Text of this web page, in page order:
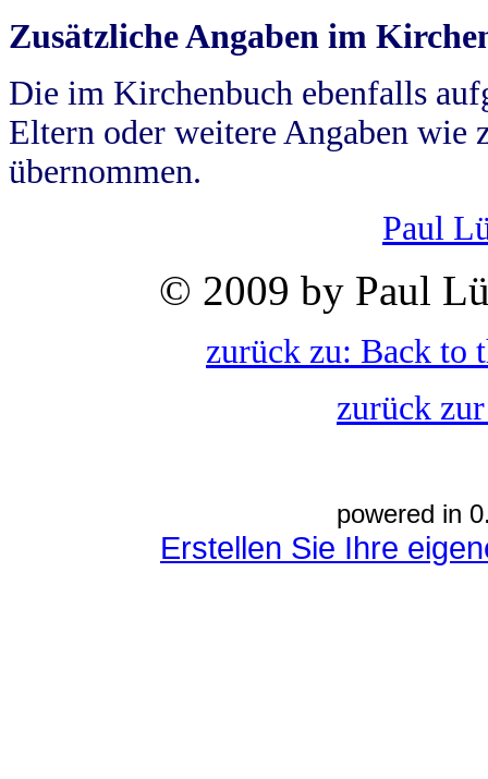
Zusätzliche Angaben im
Die im Kirchenbuch ebenfalls
Eltern oder weitere Angaben wie
übernommen.
Paul
© 2009 by Paul
zurück zu: Back to
zurück
powered in
Erstellen Sie Ihre